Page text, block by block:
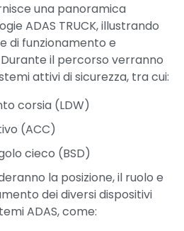
una panoramica
ADAS TRUCK, illustrando
di funzionamento e
il percorso verranno
attivi di sicurezza, tra cui:
corsia (LDW)
(ACC)
cieco (BSD)
la posizione, il ruolo e
dei diversi dispositivi
ADAS, come: